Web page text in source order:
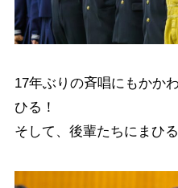
17年ぶりの斉唱にもかか
ひる！
そして、後輩たちにまひ